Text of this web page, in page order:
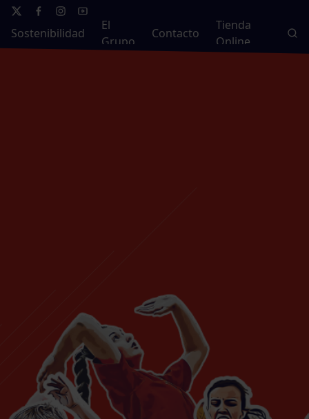
Sostenibilidad
El
Grupo
Contacto
Tienda
Online